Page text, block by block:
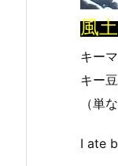
風
キー
キー
（単
I ate